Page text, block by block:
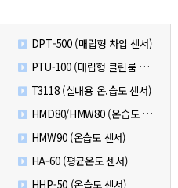
DPT-500 (매립형 차압 센서)
PTU-100 (매립형 클린룸 모니터)
T3118 (실내용 온.습도 센서)
HMD80/HMW80 (온습도 센서)
HMW90 (온습도 센서)
HA-60 (평균온도 센서)
HHP-50 (온습도 센서)